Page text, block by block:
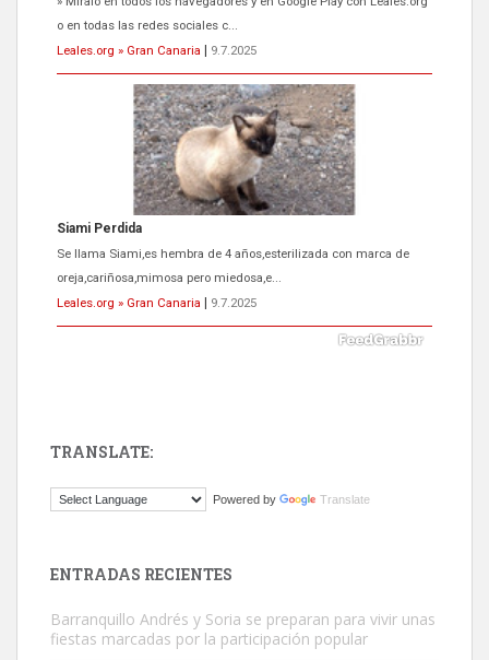
o en todas las redes sociales c...
Leales.org » Gran Canaria
9.7.2025
Siami Perdida
Se llama Siami,es hembra de 4 años,esterilizada con marca de
oreja,cariñosa,mimosa pero miedosa,e...
Leales.org » Gran Canaria
9.7.2025
El ayuntamiento se va a llevar a Los Gatos callejeros de la zona los
TRANSLATE:
Powered by Translate
ENTRADAS RECIENTES
Barranquillo Andrés y Soria se preparan para vivir unas
fiestas marcadas por la participación popular